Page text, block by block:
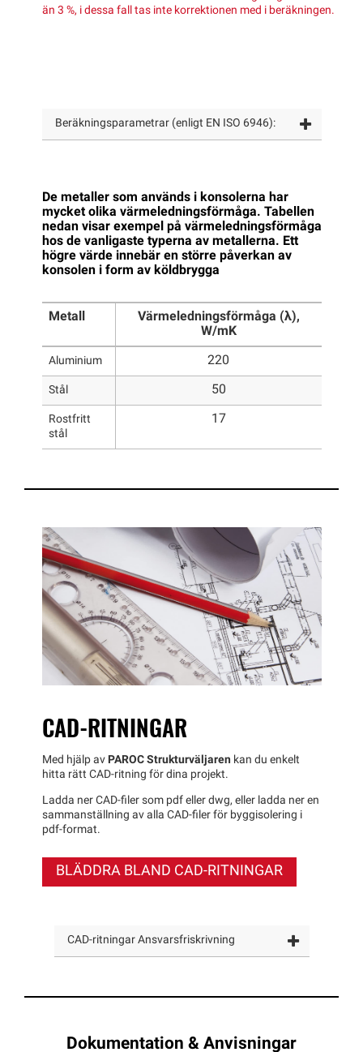
än 3 %, i dessa fall tas inte korrektionen med i beräkningen.
Beräkningsparametrar (enligt EN ISO 6946):
De metaller som används i konsolerna har
mycket olika värmeledningsförmåga. Tabellen
nedan visar exempel på värmeledningsförmåga
hos de vanligaste typerna av metallerna. Ett
högre värde innebär en större påverkan av
konsolen i form av köldbrygga
Metall
Värmeledningsförmåga (λ),
W/mK
Aluminium 220
Stål 50
Rostfritt
stål
17
CAD-RITNINGAR
Med hjälp av PAROC Strukturväljaren kan du enkelt
hitta rätt CAD-ritning för dina projekt.
Ladda ner CAD-filer som pdf eller dwg, eller ladda ner en
sammanställning av alla CAD-filer för byggisolering i
pdf-format.
BLÄDDRA BLAND CAD-RITNINGAR
CAD-ritningar Ansvarsfriskrivning
Dokumentation & Anvisningar